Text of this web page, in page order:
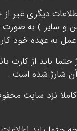
دیگری غیر
و سایر ) به
به عهده خود
باید از کارت
شارژ شده است .
کاملا نزد سایت